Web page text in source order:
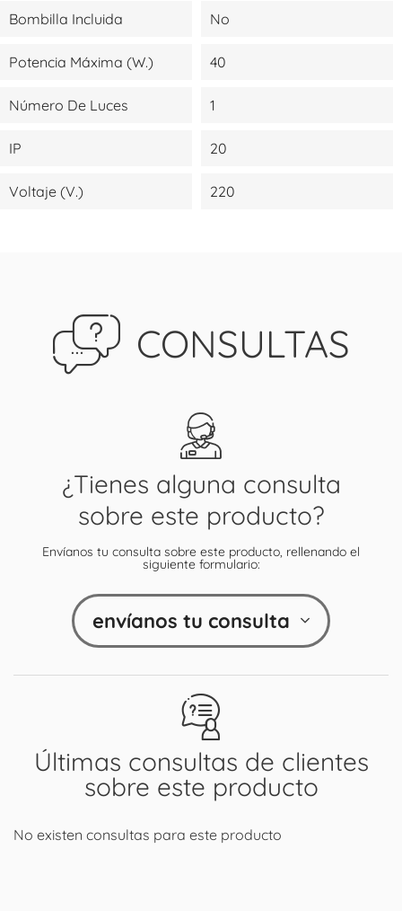
Bombilla Incluida No
Potencia Máxima (W.) 40
Número De Luces 1
IP 20
Voltaje (V.) 220
CONSULTAS
Últimas consultas de clientes
sobre este producto
No existen consultas para este producto
¿Tienes alguna consulta
sobre este producto?
Envíanos tu consulta sobre este producto, rellenando el
siguiente formulario:
envíanos tu consulta